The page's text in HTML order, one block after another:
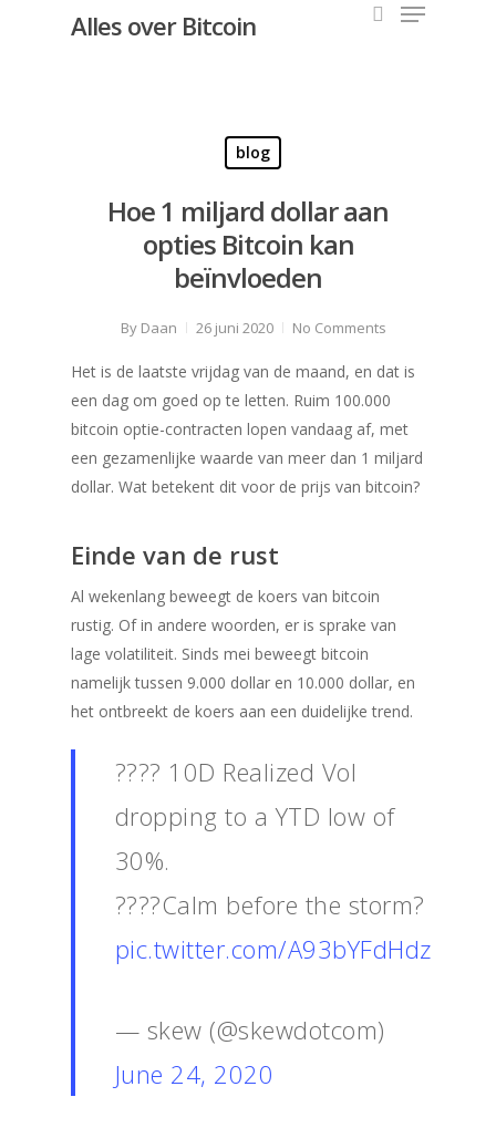
Hit enter to search or ESC to close
Alles over Bitcoin
blog
Hoe 1 miljard dollar aan
opties Bitcoin kan
beïnvloeden
By Daan 26 juni 2020 No Comments
Het is de laatste vrijdag van de maand, en dat is
een dag om goed op te letten. Ruim 100.000
bitcoin optie-contracten lopen vandaag af, met
een gezamenlijke waarde van meer dan 1 miljard
dollar. Wat betekent dit voor de prijs van bitcoin?
Einde van de rust
Al wekenlang beweegt de koers van bitcoin
rustig. Of in andere woorden, er is sprake van
lage volatiliteit. Sinds mei beweegt bitcoin
namelijk tussen 9.000 dollar en 10.000 dollar, en
het ontbreekt de koers aan een duidelijke trend.
???? 10D Realized Vol
dropping to a YTD low of
30%.
????️Calm before the storm?
pic.twitter.com/A93bYFdHdz
— skew (@skewdotcom)
June 24, 2020